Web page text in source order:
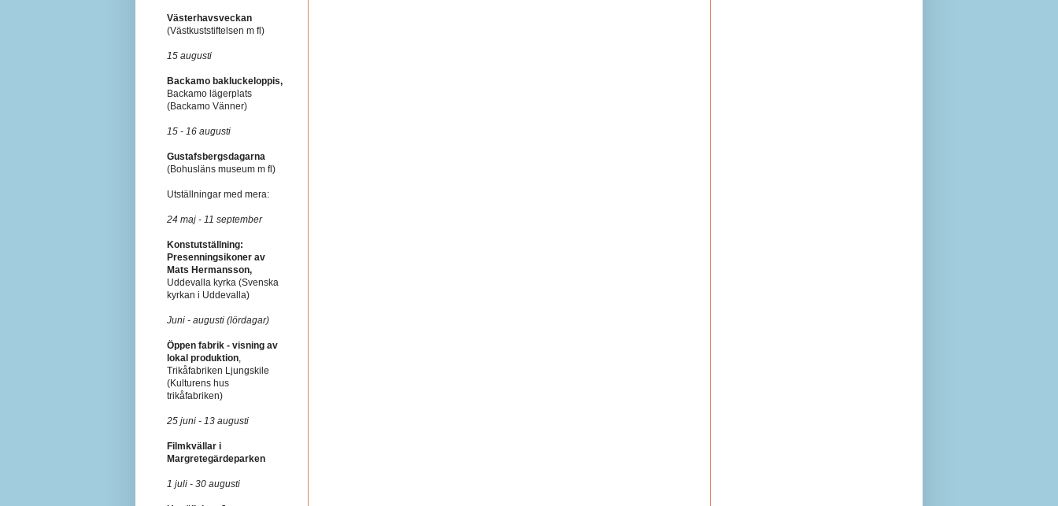
Västerhavsveckan
(Västkuststiftelsen m fl)
15 augusti
Backamo bakluckeloppis,
Backamo lägerplats
(Backamo Vänner)
15 - 16 augusti
Gustafsbergsdagarna
(Bohusläns museum m fl)
Utställningar med mera:
24 maj - 11 september
Konstutställning:
Presenningsikoner av
Mats Hermansson,
Uddevalla kyrka (Svenska
kyrkan i Uddevalla)
Juni - augusti (lördagar)
Öppen fabrik - visning av
lokal produktion
Trikåfabriken Ljungskile
(Kulturens hus
trikåfabriken)
25 juni - 13 augusti
Filmkvällar i
Margretegärdeparken
1 juli - 30 augusti